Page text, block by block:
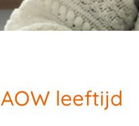
AOW leeftijd